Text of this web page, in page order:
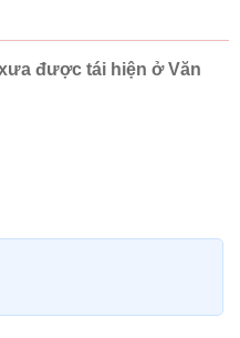
được tái hiện ở Văn